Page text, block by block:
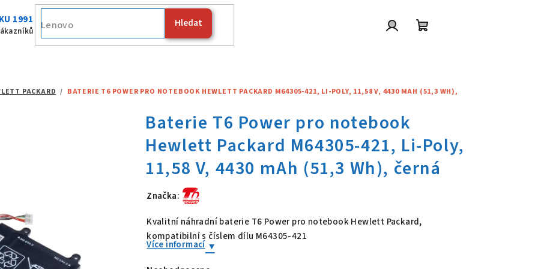
1991 Hledat
Fujitsu
PACKARD / BATERIE T6 POWER PRO NOTEBOOK HEWLETT PACKARD M64305-421, LI-POLY, 11,58 V, 4430 MAH (51,3 WH),
Značka:
Baterie T6 Power pro notebook Hewlett
Kvalitní náhradní baterie T6 Power pro notebook Hewlett Packard,
kompatibilní s číslem dílu M64305-421
Více informací